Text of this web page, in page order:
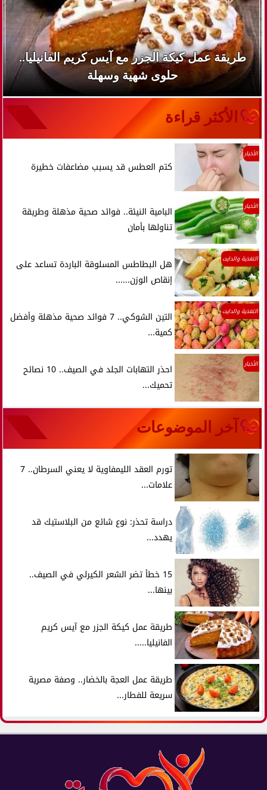
طريقة عمل كيكة الجزر مع آيس كريم الفانيليا..
حلوى شهية وسهلة
الأكثر قراءة
الأخبار
كتم العطس قد يسبب مضاعفات خطيرة
الأخبار
البامية النيئة.. فوائد صحية مذهلة وطريقة
تناولها بأمان
التغذية والدايت
هل البطاطس المسلوقة الباردة تساعد على
إنقاص الوزن......
التغذية والدايت
التين الشوكي.. 7 فوائد صحية مذهلة وأفضل
كمية...
الأخبار
احذر التهابات الجلد في الصيف.. 10 نصائح
تحميك...
آخر الموضوعات
تورم العقد الليمفاوية لا يعني السرطان.. 7
علامات...
دراسة تحذر: نوع شائع من البلاستيك قد
يهدد...
15 خطأ تضر الشعر الكيرلي في الصيف..
بينها...
طريقة عمل كيكة الجزر مع آيس كريم
الفانيليا.....
طريقة عمل العجة بالخضار.. وصفة مصرية
سريعة للفطار...